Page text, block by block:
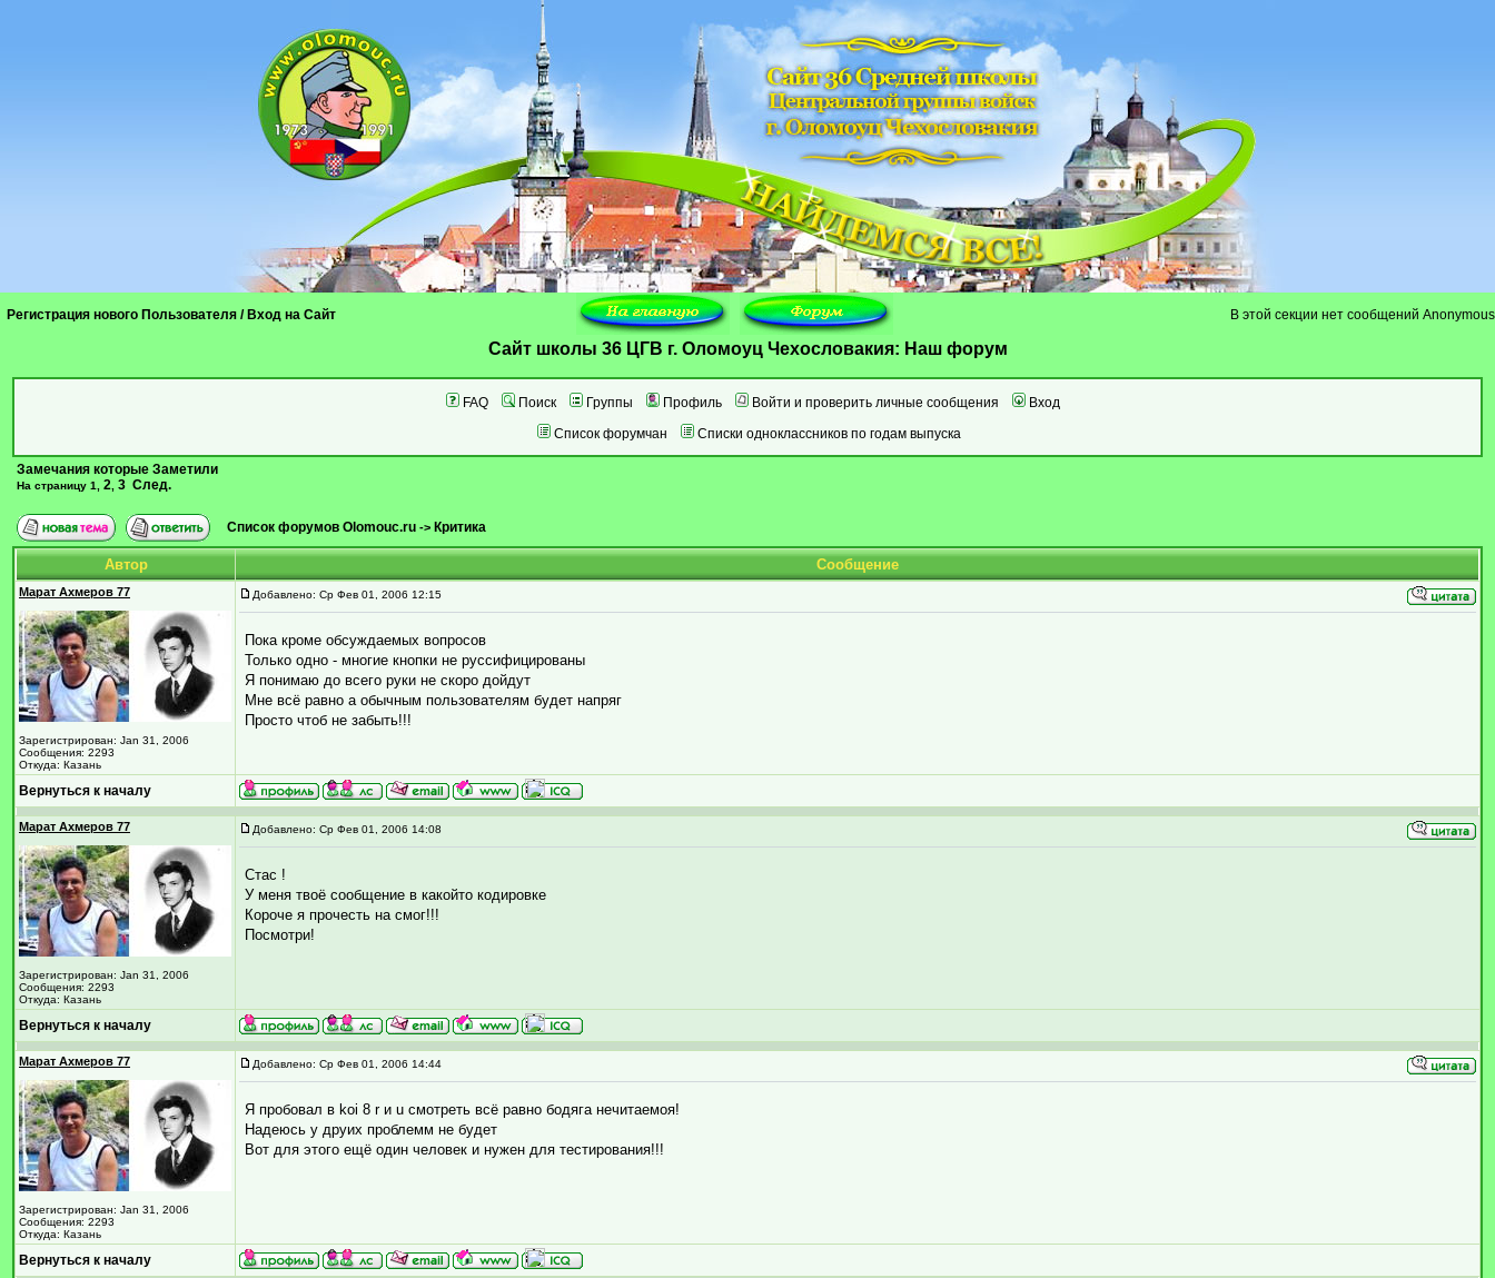
Регистрация нового Пользователя / Вход на Сайт В этой секции нет сообщений Anonymous
Cайт школы 36 ЦГВ г. Оломоуц Чехословакия: Наш форум
FAQ Поиск Группы Профиль Войти и проверить личные сообщения
Вход
Список форумчан
Списки одноклассников по годам выпуска
Замечания которые Заметили
На страницу 1 2 3 След.
Список форумов Olomouc.ru -> Критика
Автор Сообщение
Марат Ахмеров 77
Зарегистрирован: Jan 31, 2006
Сообщения: 2293
Откуда: Казань
Добавлено: Ср Фев 01, 2006 12:15
Пока кроме обсуждаемых вопросов
Только одно - многие кнопки не руссифицированы
Я понимаю до всего руки не скоро дойдут
Мне всё равно а обычным пользователям будет напряг
Просто чтоб не забыть!!!
Вернуться к началу
Марат Ахмеров 77
Зарегистрирован: Jan 31, 2006
Сообщения: 2293
Откуда: Казань
Добавлено: Ср Фев 01, 2006 14:08
Стас !
У меня твоё сообщение в какойто кодировке
Короче я прочесть на смог!!!
Посмотри!
Вернуться к началу
Марат Ахмеров 77
Зарегистрирован: Jan 31, 2006
Сообщения: 2293
Откуда: Казань
Добавлено: Ср Фев 01, 2006 14:44
Я пробовал в koi 8 r и u смотреть всё равно бодяга нечитаемоя!
Надеюсь у друих проблемм не будет
Вот для этого ещё один человек и нужен для тестирования!!!
Вернуться к началу